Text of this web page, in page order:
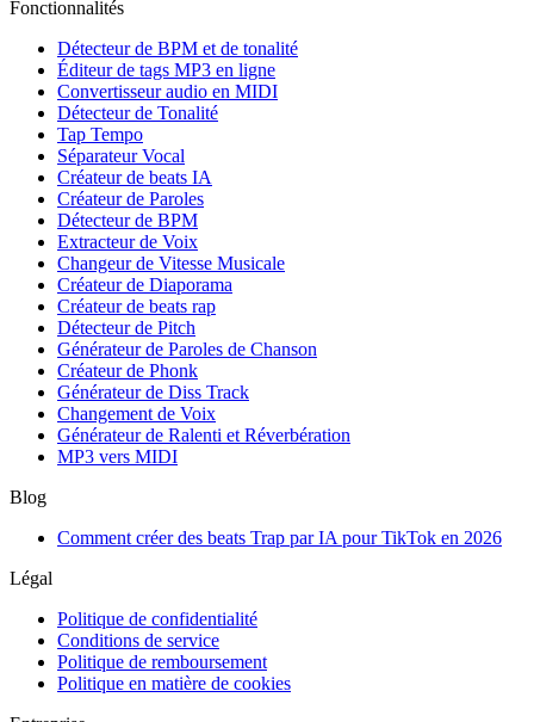
Fonctionnalités
Détecteur de BPM et de tonalité
Éditeur de tags MP3 en ligne
Convertisseur audio en MIDI
Détecteur de Tonalité
Tap Tempo
Séparateur Vocal
Créateur de beats IA
Créateur de Paroles
Détecteur de BPM
Extracteur de Voix
Changeur de Vitesse Musicale
Créateur de Diaporama
Créateur de beats rap
Détecteur de Pitch
Générateur de Paroles de Chanson
Créateur de Phonk
Générateur de Diss Track
Changement de Voix
Générateur de Ralenti et Réverbération
MP3 vers MIDI
Blog
Comment créer des beats Trap par IA pour TikTok en 2026
Légal
Politique de confidentialité
Conditions de service
Politique de remboursement
Politique en matière de cookies